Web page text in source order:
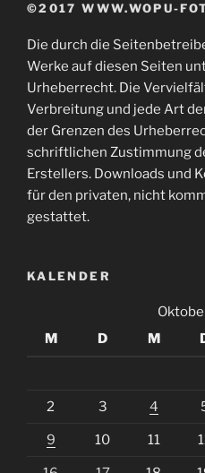
©2017 WWW.WOPU-
Die durch die
Werke auf diesen Seiten
Urheberrecht. Die
Verbreitung und jede Art
der Grenzen des
schriftlichen Zustimmung
Erstellers. Downloads und
für den privaten, nicht
gestattet.
KALENDER
M
D M
2 3 4
9 10 11